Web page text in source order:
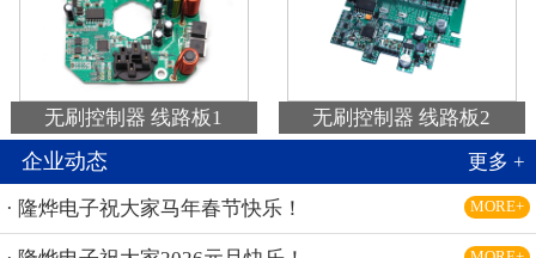
无刷控制器 线路板1 无刷控制器 线路板2
企业动态 更多 +
· 隆烨电子祝大家马年春节快乐！ MORE+